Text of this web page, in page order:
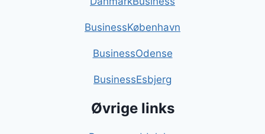
BusinessKøbenhavn
BusinessOdense
BusinessEsbjerg
Øvrige links